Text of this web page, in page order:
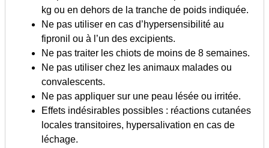
kg ou en dehors de la tranche de poids indiquée.
Ne pas utiliser en cas d’hypersensibilité au
fipronil ou à l’un des excipients.
Ne pas traiter les chiots de moins de 8 semaines.
Ne pas utiliser chez les animaux malades ou
convalescents.
Ne pas appliquer sur une peau lésée ou irritée.
Effets indésirables possibles : réactions cutanées
locales transitoires, hypersalivation en cas de
léchage.